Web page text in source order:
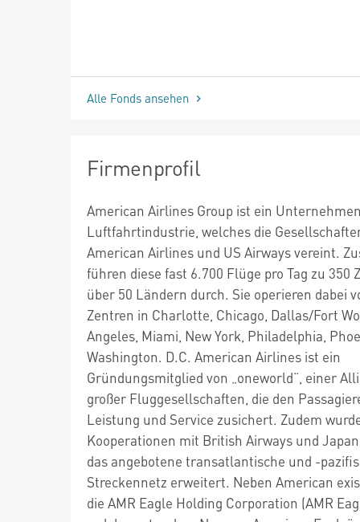
Alle Fonds ansehen
Firmenprofil
American Airlines Group ist ein
Luftfahrtindustrie, welches die
American Airlines und US Airways vereint.
führen diese fast 6.700 Flüge pro Tag zu 350
über 50 Ländern durch. Sie operieren dabei
Zentren in Charlotte, Chicago, Dallas/Fort
Angeles, Miami, New York, Philadelphia,
Washington. D.C. American Airlines ist ein
Gründungsmitglied von „oneworld“, einer
großer Fluggesellschaften, die den
Leistung und Service zusichert. Zudem
Kooperationen mit British Airways und
das angebotene transatlantische und -
Streckennetz erweitert. Neben American
die AMR Eagle Holding Corporation (AMR